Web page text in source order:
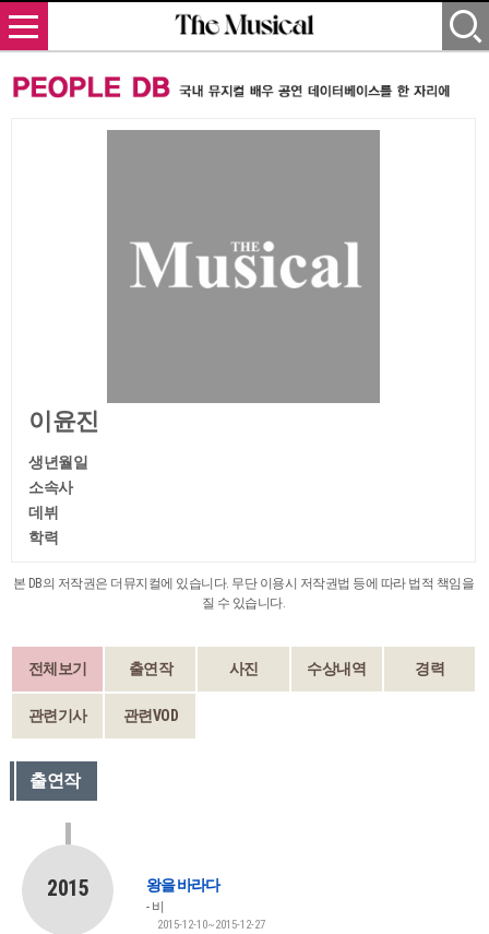
이윤진
생년월일
소속사
데뷔
학력
본 DB의 저작권은 더뮤지컬에 있습니다. 무단 이용시 저작권법 등에 따라 법적 책임을
질 수 있습니다.
전체보기 출연작 사진 수상내역 경력
관련기사 관련VOD
출연작
2015 왕을 바라다
비
2015-12-10~2015-12-27